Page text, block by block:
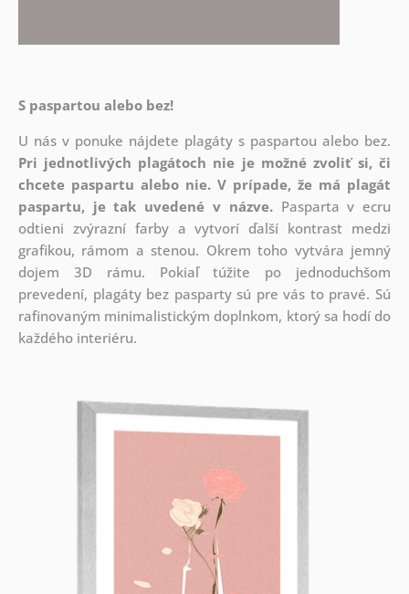
S paspartou alebo bez!
U nás v ponuke nájdete plagáty s paspartou alebo bez.
Pri jednotlivých plagátoch nie je možné zvoliť si, či
chcete paspartu alebo nie. V prípade, že má plagát
paspartu, je tak uvedené v názve.Pasparta v ecru
odtieni zvýrazní farby a vytvorí ďalší kontrast medzi
grafikou, rámom a stenou. Okrem toho vytvára jemný
dojem 3D rámu. Pokiaľ túžite po jednoduchšom
prevedení, plagáty bez pasparty sú pre vás to pravé. Sú
rafinovaným minimalistickým doplnkom, ktorý sa hodí do
každého interiéru.